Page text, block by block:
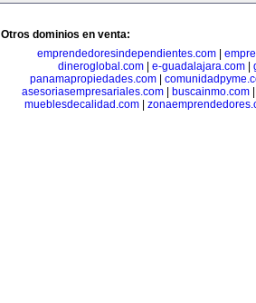
Otros dominios en venta:
emprendedoresindependientes.com|
dineroglobal.com
e-guadalajara.com
panamapropiedades.com|
asesoriasempresariales.com| buscainmo.com
mueblesdecalidad.com|